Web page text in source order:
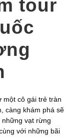
tour
một cô gái trẻ tràn
càng khám phá sẽ
những vạt rừng
với những bãi